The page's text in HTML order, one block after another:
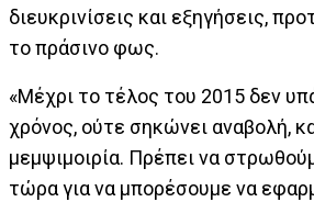
διευκρινίσεις και εξηγήσεις,
το πράσινο φως.
«Μέχρι το τέλος του 2015 δεν
χρόνος, ούτε σηκώνει αναβολή,
μεμψιμοιρία. Πρέπει να
τώρα για να μπορέσουμε να